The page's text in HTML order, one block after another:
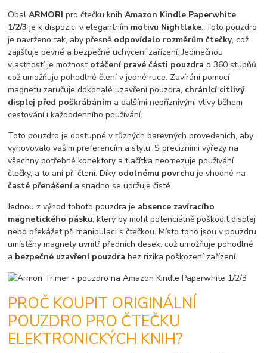
ObalARMORIpro čtečku knihAmazon Kindle Paperwhite
1/2/3 je k dispozici v elegantním motivu Nightlake. Toto pouzdro
je navrženo tak, aby přesně odpovídalo rozměrům čtečky, což
zajišťuje pevné a bezpečné uchycení zařízení. Jedinečnou
vlastností je možnost otáčení pravé části pouzdra o 360 stupňů,
což umožňuje pohodlné čtení v jedné ruce. Zavírání pomocí
magnetu zaručuje dokonalé uzavření pouzdra, chránící citlivý
displej před poškrábáním a dalšími nepříznivými vlivy během
cestování i každodenního používání.
Toto pouzdro je dostupné v různých barevných provedeních, aby
vyhovovalo vašim preferencím a stylu. S precizními výřezy na
všechny potřebné konektory a tlačítka neomezuje používání
čtečky, a to ani při čtení. Díky odolnému povrchu je vhodné na
časté přenášenía snadno se udržuje čisté.
Jednou z výhod tohoto pouzdra je absence zavíracího
magnetického pásku, který by mohl potenciálně poškodit displej
nebo překážet při manipulaci s čtečkou. Místo toho jsou v pouzdru
umístěny magnety uvnitř předních desek, což umožňuje pohodlné
a bezpečné uzavření pouzdra bez rizika poškození zařízení.
PROČ KOUPIT ORIGINÁLNÍ
POUZDRO PRO ČTEČKU
ELEKTRONICKÝCH KNIH?